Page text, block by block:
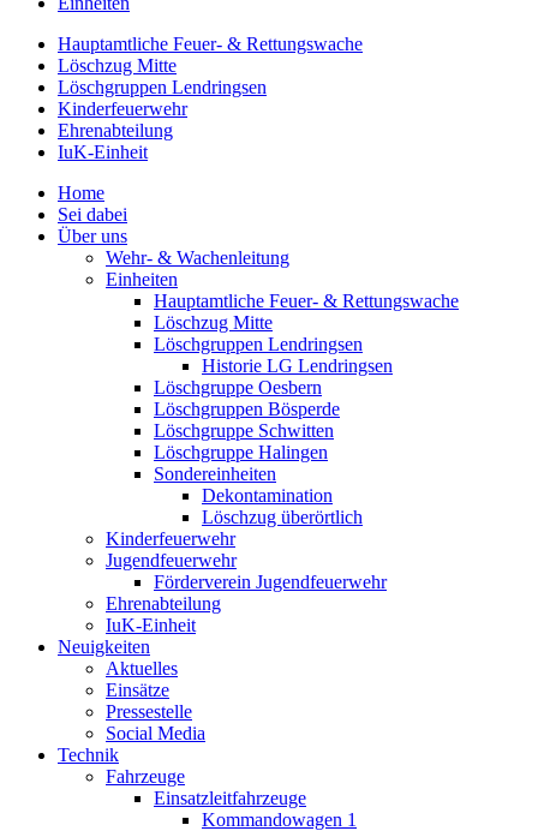
Hauptamtliche Feuer- & Rettungswache
Löschzug Mitte
Löschgruppen Lendringsen
Kinderfeuerwehr
Ehrenabteilung
IuK-Einheit
Home
Sei dabei
Über uns
Wehr- & Wachenleitung
Einheiten
Hauptamtliche Feuer- & Rettungswache
Löschzug Mitte
Löschgruppen Lendringsen
Historie LG Lendringsen
Löschgruppe Oesbern
Löschgruppen Bösperde
Löschgruppe Schwitten
Löschgruppe Halingen
Sondereinheiten
Dekontamination
Löschzug überörtlich
Kinderfeuerwehr
Jugendfeuerwehr
Förderverein Jugendfeuerwehr
Ehrenabteilung
IuK-Einheit
Neuigkeiten
Aktuelles
Einsätze
Pressestelle
Social Media
Technik
Fahrzeuge
Einsatzleitfahrzeuge
Kommandowagen 1